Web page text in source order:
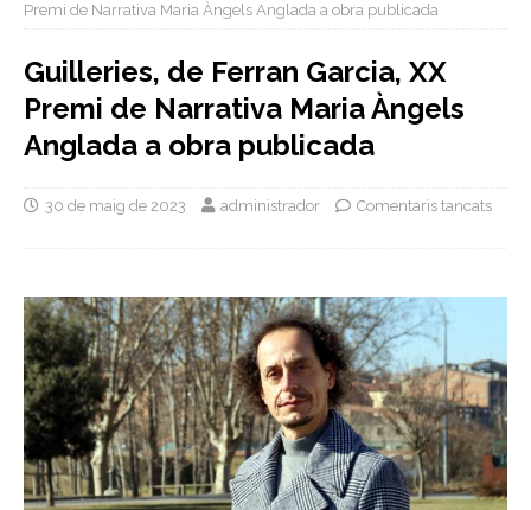
Premi de Narrativa Maria Àngels Anglada a obra publicada
Guilleries, de Ferran Garcia, XX
Premi de Narrativa Maria Àngels
Anglada a obra publicada
30 de maig de 2023 administrador Comentaris tancats